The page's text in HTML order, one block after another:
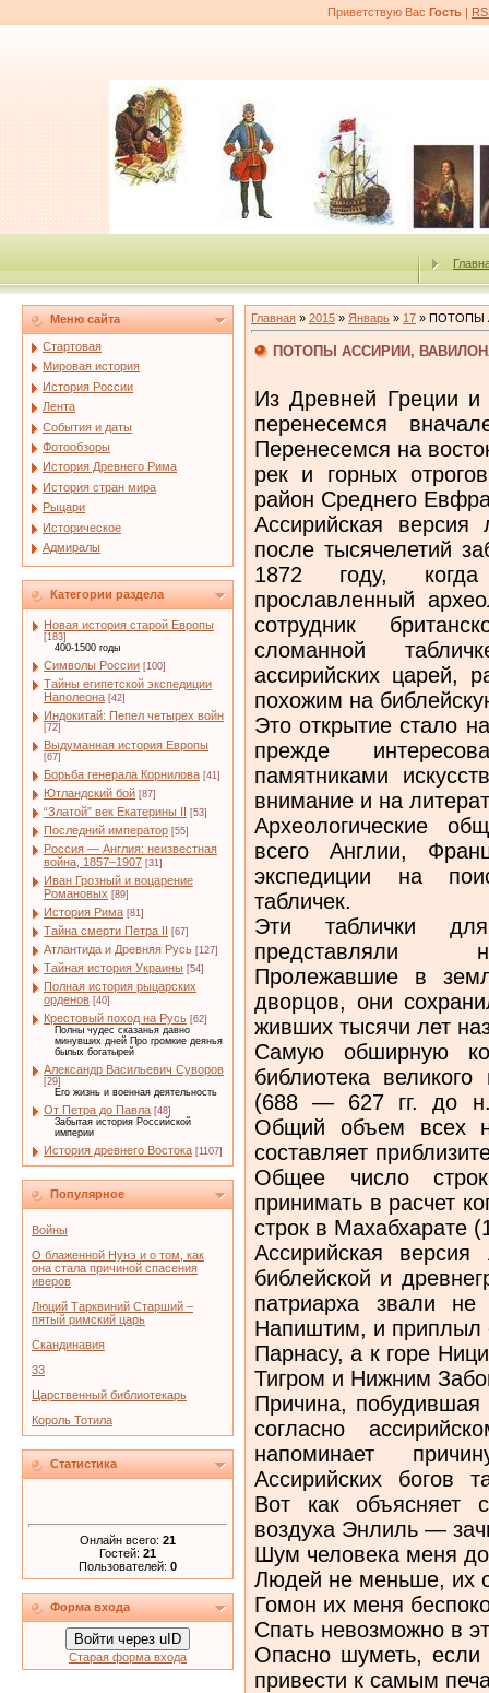
Приветствую Вас Гость |
Меню сайта
Стартовая
Мировая история
История России
Лента
События и даты
Фотообзоры
История Древнего Рима
История стран мира
Рыцари
Историческое
Адмиралы
Категории раздела
Новая история старой Европы
[183]
400-1500 годы
Символы России [100]
Тайны египетской экспедиции
Наполеона [42]
Индокитай: Пепел четырех войн
[72]
Выдуманная история Европы
[67]
Борьба генерала Корнилова [41]
Ютландский бой [87]
“Златой” век Екатерины II [53]
Последний император [55]
Россия — Англия: неизвестная
война, 1857–1907 [31]
Иван Грозный и воцарение
Романовых [89]
История Рима [81]
Тайна смерти Петра II [67]
Атлантида и Древняя Русь [127]
Тайная история Украины [54]
Полная история рыцарских
орденов [40]
Крестовый поход на Русь [62]
Полны чудес сказанья давно
минувших дней Про громкие деянья
былых богатырей
Александр Васильевич Суворов
[29]
Его жизнь и военная деятельность
От Петра до Павла [48]
Забытая история Российской
империи
История древнего Востока [1107]
Популярное
Войны
О блаженной Нунэ и о том, как
она стала причиной спасения
иверов
Люций Тарквиний Старший –
пятый римский царь
Скандинавия
33
Царственный библиотекарь
Король Тотила
Статистика
Онлайн всего: 21
Гостей: 21
Пользователей: 0
Форма входа
Войти через uID
Старая форма входа
Главная » 2015 » Январь » 17 » ПОТОПЫ
ПОТОПЫ АССИРИИ,
Из Древней Греции и
перенесемся
Перенесемся на
рек и горных
район Среднего
Ассирийская
после тысячелетий
1872 году,
прославленный
сотрудник
сломанной
ассирийских царей,
похожим на
Это открытие стало
прежде
памятниками
внимание и на
Археологические
всего Англии,
экспедиции на
табличек.
Эти таблички
представляли
Пролежавшие в
дворцов, они
живших тысячи лет
Самую обширную
библиотека
(688 — 627 гг. до н.
Общий объем всех
составляет
Общее число
принимать в расчет
строк в Махабхарате
Ассирийская
библейской и
патриарха звали
Напиштим, и приплыл
Парнасу, а к горе
Тигром и Нижним
Причина, побудившая
согласно
напоминает
Ассирийских богов
Вот как объясняет
воздуха Энлиль —
Шум человека меня
Людей не меньше, их
Гомон их меня
Спать невозможно в
Опасно шуметь, если
привести к самым